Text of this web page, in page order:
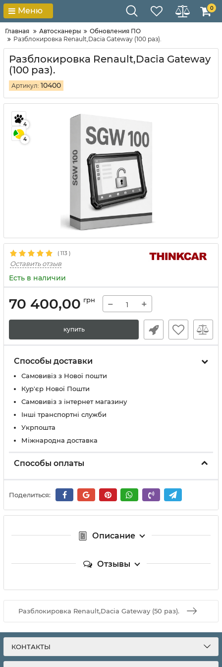
Меню 0
Главная Автосканеры
Обновления ПО
Разблокировка Renault,Dacia Gateway (100 раз).
Разблокировка Renault,Dacia Gateway
(100 раз).
Артикул: 10400
4
4
( 113 )
Оставить отзыв
Есть в наличии
70 400,00 грн − +
купить
Способы доставки
Самовивіз з Нової пошти
Кур'єр Нової Пошти
Самовивіз з інтернет магазину
Інші транспортні служби
Укрпошта
Міжнародна доставка
Способы оплаты
Поделиться:
Описание
Отзывы
Разблокировка Renault,Dacia Gateway (50 раз).
КОНТАКТЫ